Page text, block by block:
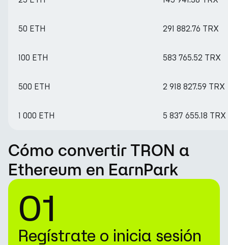
50 ETH 291 882.76 TRX
100 ETH 583 765.52 TRX
500 ETH 2 918 827.59 TRX
1 000 ETH 5 837 655.18 TRX
Cómo convertir TRON a
Ethereum en EarnPark
01
Regístrate o inicia sesión